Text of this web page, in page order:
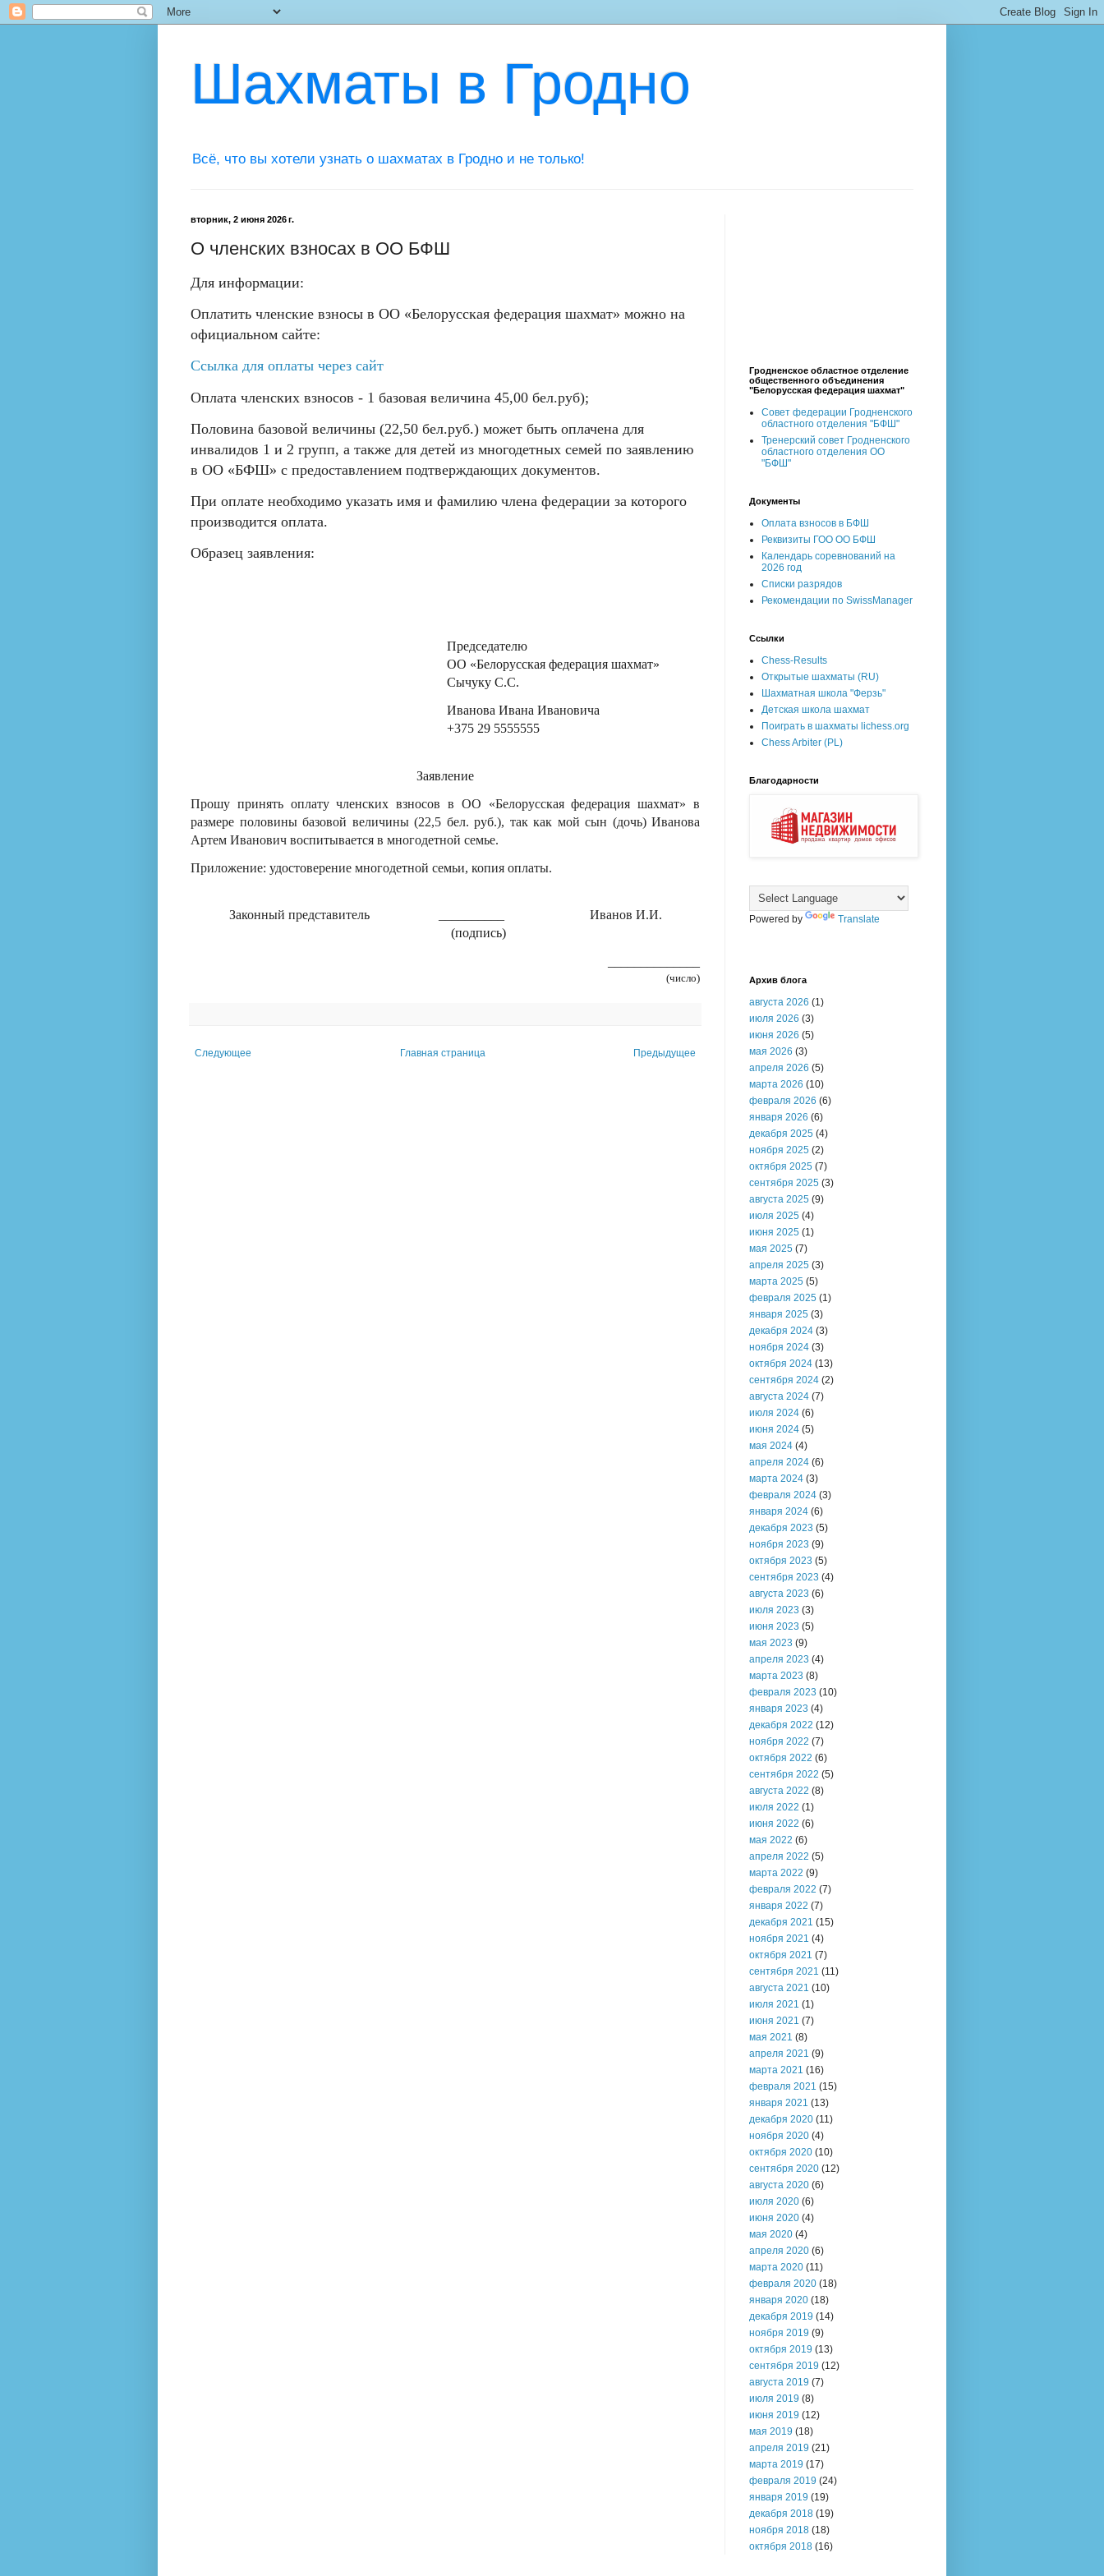
Шахматы в Гродно
Всё, что вы хотели узнать о шахматах в Гродно и не только!
вторник, 2 июня 2026 г.
О членских взносах в ОО БФШ
Для информации:
Оплатить членские взносы в ОО «Белорусская федерация шахмат» можно на
официальном сайте:
Ссылка для оплаты через сайт
Оплата членских взносов - 1 базовая величина 45,00 бел.руб);
Половина базовой величины (22,50 бел.руб.) может быть оплачена для
инвалидов 1 и 2 групп, а также для детей из многодетных семей по заявлению
в ОО «БФШ» с предоставлением подтверждающих документов.
При оплате необходимо указать имя и фамилию члена федерации за которого
производится оплата.
Образец заявления:
Председателю
ОО «Белорусская федерация шахмат»
Сычуку С.С.
Иванова Ивана Ивановича
+375 29 5555555
Заявление
Прошу принять оплату членских взносов в ОО «Белорусская федерация шахмат» в
размере половины базовой величины (22,5 бел. руб.), так как мой сын (дочь) Иванова
Артем Иванович воспитывается в многодетной семье.
Приложение: удостоверение многодетной семьи, копия оплаты.
Законный представитель
Иванов И.И.
(подпись)
(число)
Следующее Предыдущее
Главная страница
Гродненское областное отделение
общественного объединения
"Белорусская федерация шахмат"
Совет федерации Гродненского
областного отделения "БФШ"
Тренерский совет Гродненского
областного отделения ОО
"БФШ"
Документы
Оплата взносов в БФШ
Реквизиты ГОО ОО БФШ
Календарь соревнований на
2026 год
Списки разрядов
Рекомендации по SwissManager
Ссылки
Chess-Results
Открытые шахматы (RU)
Шахматная школа "Ферзь"
Детская школа шахмат
Поиграть в шахматы lichess.org
Chess Arbiter (PL)
Благодарности
Powered by Translate
Архив блога
августа 2026 (1)
июля 2026 (3)
июня 2026 (5)
мая 2026 (3)
апреля 2026 (5)
марта 2026 (10)
февраля 2026 (6)
января 2026 (6)
декабря 2025 (4)
ноября 2025 (2)
октября 2025 (7)
сентября 2025 (3)
августа 2025 (9)
июля 2025 (4)
июня 2025 (1)
мая 2025 (7)
апреля 2025 (3)
марта 2025 (5)
февраля 2025 (1)
января 2025 (3)
декабря 2024 (3)
ноября 2024 (3)
октября 2024 (13)
сентября 2024 (2)
августа 2024 (7)
июля 2024 (6)
июня 2024 (5)
мая 2024 (4)
апреля 2024 (6)
марта 2024 (3)
февраля 2024 (3)
января 2024 (6)
декабря 2023 (5)
ноября 2023 (9)
октября 2023 (5)
сентября 2023 (4)
августа 2023 (6)
июля 2023 (3)
июня 2023 (5)
мая 2023 (9)
апреля 2023 (4)
марта 2023 (8)
февраля 2023 (10)
января 2023 (4)
декабря 2022 (12)
ноября 2022 (7)
октября 2022 (6)
сентября 2022 (5)
августа 2022 (8)
июля 2022 (1)
июня 2022 (6)
мая 2022 (6)
апреля 2022 (5)
марта 2022 (9)
февраля 2022 (7)
января 2022 (7)
декабря 2021 (15)
ноября 2021 (4)
октября 2021 (7)
сентября 2021 (11)
августа 2021 (10)
июля 2021 (1)
июня 2021 (7)
мая 2021 (8)
апреля 2021 (9)
марта 2021 (16)
февраля 2021 (15)
января 2021 (13)
декабря 2020 (11)
ноября 2020 (4)
октября 2020 (10)
сентября 2020 (12)
августа 2020 (6)
июля 2020 (6)
июня 2020 (4)
мая 2020 (4)
апреля 2020 (6)
марта 2020 (11)
февраля 2020 (18)
января 2020 (18)
декабря 2019 (14)
ноября 2019 (9)
октября 2019 (13)
сентября 2019 (12)
августа 2019 (7)
июля 2019 (8)
июня 2019 (12)
мая 2019 (18)
апреля 2019 (21)
марта 2019 (17)
февраля 2019 (24)
января 2019 (19)
декабря 2018 (19)
ноября 2018 (18)
октября 2018 (16)